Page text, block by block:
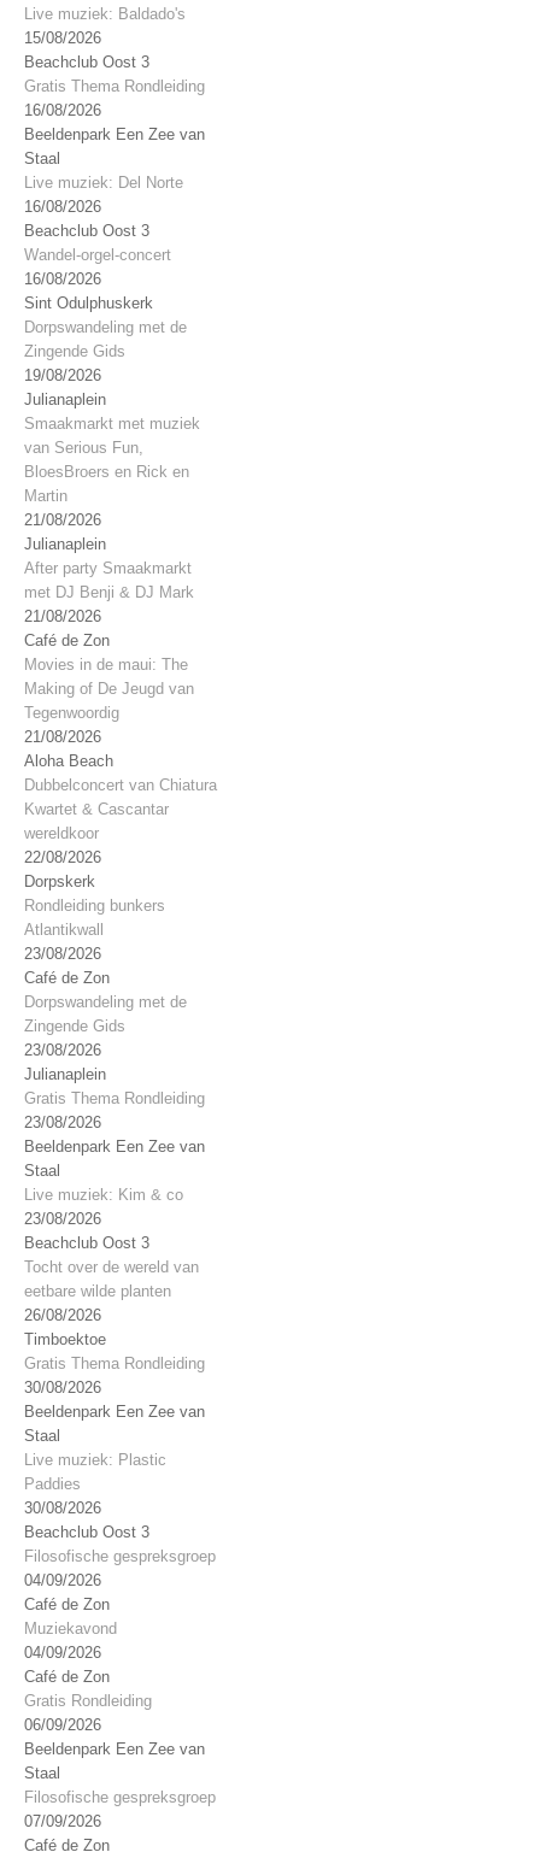
Live muziek: Baldado's
15/08/2026
Beachclub Oost 3
Gratis Thema Rondleiding
16/08/2026
Beeldenpark Een Zee van
Staal
Live muziek: Del Norte
16/08/2026
Beachclub Oost 3
Wandel-orgel-concert
16/08/2026
Sint Odulphuskerk
Dorpswandeling met de
Zingende Gids
19/08/2026
Julianaplein
Smaakmarkt met muziek
van Serious Fun,
BloesBroers en Rick en
Martin
21/08/2026
Julianaplein
After party Smaakmarkt
met DJ Benji & DJ Mark
21/08/2026
Café de Zon
Movies in de maui: The
Making of De Jeugd van
Tegenwoordig
21/08/2026
Aloha Beach
Dubbelconcert van Chiatura
Kwartet & Cascantar
wereldkoor
22/08/2026
Dorpskerk
Rondleiding bunkers
Atlantikwall
23/08/2026
Café de Zon
Dorpswandeling met de
Zingende Gids
23/08/2026
Julianaplein
Gratis Thema Rondleiding
23/08/2026
Beeldenpark Een Zee van
Staal
Live muziek: Kim & co
23/08/2026
Beachclub Oost 3
Tocht over de wereld van
eetbare wilde planten
26/08/2026
Timboektoe
Gratis Thema Rondleiding
30/08/2026
Beeldenpark Een Zee van
Staal
Live muziek: Plastic
Paddies
30/08/2026
Beachclub Oost 3
Filosofische gespreksgroep
04/09/2026
Café de Zon
Muziekavond
04/09/2026
Café de Zon
Gratis Rondleiding
06/09/2026
Beeldenpark Een Zee van
Staal
Filosofische gespreksgroep
07/09/2026
Café de Zon